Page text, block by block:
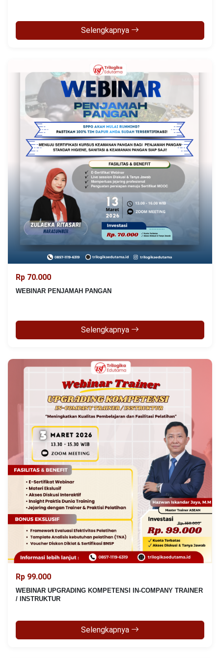
Selengkapnya
Rp 70.000
WEBINAR PENJAMAH PANGAN
Selengkapnya
Rp 99.000
WEBINAR UPGRADING KOMPETENSI IN-COMPANY TRAINER
/ INSTRUKTUR
Selengkapnya